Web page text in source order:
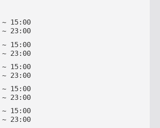
~ 15: 00
~ 23: 00
~ 15: 00
~ 23: 00
~ 15: 00
~ 23: 00
~ 15: 00
~ 23: 00
~ 15: 00
~ 23: 00